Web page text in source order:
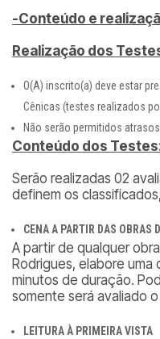
-Conteúdo e
Realização dos
O(A) inscrito(a) deve estar
Cênicas (testes realizados
Não serão permitidos atrasos.
Conteúdo dos
Serão realizadas 02
definem os
CENA A PARTIR DAS OBRAS
A partir de qualquer
Rodrigues, elabore uma
minutos de duração.
somente será avaliado
LEITURA À PRIMEIRA VISTA